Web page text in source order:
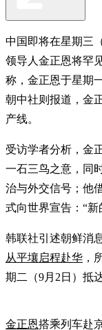
中国即将在星期三
领导人金正恩将罕
称，金正恩于星期
朝中社则报道，金
产线。
受访学者分析，金
一石三鸟之意，同
治与外交信号；他
式向世界宣告：“新
韩联社引述朝鲜消
从平壤启程赴华 ，
期二（9月2日）抵
金正恩搭乘列车赴